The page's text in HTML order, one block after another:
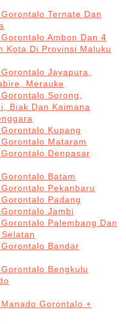
Ternate Dan
Ambon Dan 4
Kota Di Provinsi Maluku
Jayapura,
Merauke
Sorong,
Biak Dan Kaimana
Kupang
Mataram
Denpasar
Batam
Pekanbaru
Padang
Jambi
Palembang Dan
Bandar
Bengkulu
Gorontalo +